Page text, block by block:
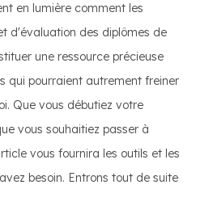
en lumière comment les
d'évaluation des diplômes de
une ressource précieuse
qui pourraient autrement freiner
Que vous débutiez votre
vous souhaitiez passer à
vous fournira les outils et les
besoin. Entrons tout de suite